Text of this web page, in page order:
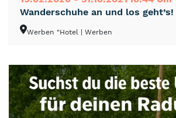
Wanderschuhe an und los geht’s!
Werben "Hotel | Werben